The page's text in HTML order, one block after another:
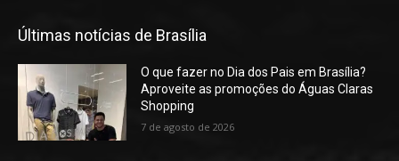
Últimas notícias de Brasília
O que fazer no Dia dos Pais em Brasília?
Aproveite as promoções do Águas Claras
Shopping
7 de agosto de 2026